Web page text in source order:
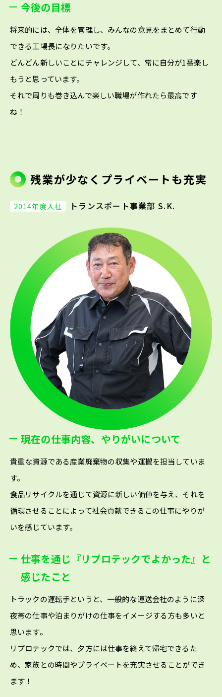
今後の目標
将来的には、全体を管理し、みんなの意見をまとめて行動
できる工場長になりたいです。
どんどん新しいことにチャレンジして、常に自分が1番楽し
もうと思っています。
それで周りも巻き込んで楽しい職場が作れたら最高です
ね！
残業が少なくプライベートも充実
2014年度入社 トランスポート事業部 S.K.
現在の仕事内容、やりがいについて
貴重な資源である産業廃棄物の収集や運搬を担当していま
す。
食品リサイクルを通じて資源に新しい価値を与え、それを
循環させることによって社会貢献できるこの仕事にやりが
いを感じています。
仕事を通じ『リプロテックでよかった』と
感じたこと
トラックの運転手というと、一般的な運送会社のように深
夜帯の仕事や泊まりがけの仕事をイメージする方も多いと
思います。
リプロテックでは、夕方には仕事を終えて帰宅できるた
め、家族との時間やプライベートを充実させることができ
ます！